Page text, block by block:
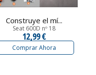
Construye el mí...
Seat 600D nº 18
12,99 €
Comprar Ahora